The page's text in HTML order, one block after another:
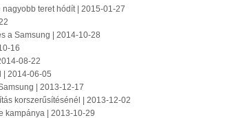
teret hódít | 2015-01-27
a Samsung | 2014-10-28
16
08-22
| 2014-06-05
| 2013-12-17
korszerűsítésénél | 2013-12-02
kampánya | 2013-10-29